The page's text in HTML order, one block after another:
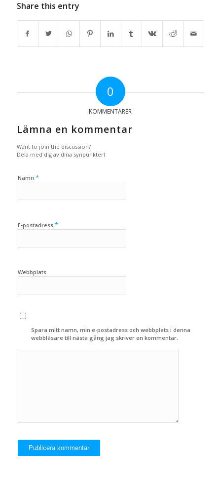
Share this entry
0
KOMMENTARER
Lämna en kommentar
Want to join the discussion?
Dela med dig av dina synpunkter!
Namn *
E-postadress *
Webbplats
Spara mitt namn, min e-postadress och webbplats i denna
webbläsare till nästa gång jag skriver en kommentar.